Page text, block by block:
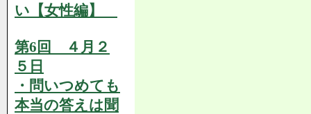
い【女性編】
第6回 ４月２
５日
・問いつめても
本当の答えは聞